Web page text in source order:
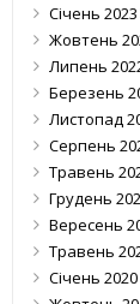
Січень 2023
Жовтень
Липень
Березень
Листопад
Серпень
Травень
Грудень
Вересень
Травень
Січень 2020